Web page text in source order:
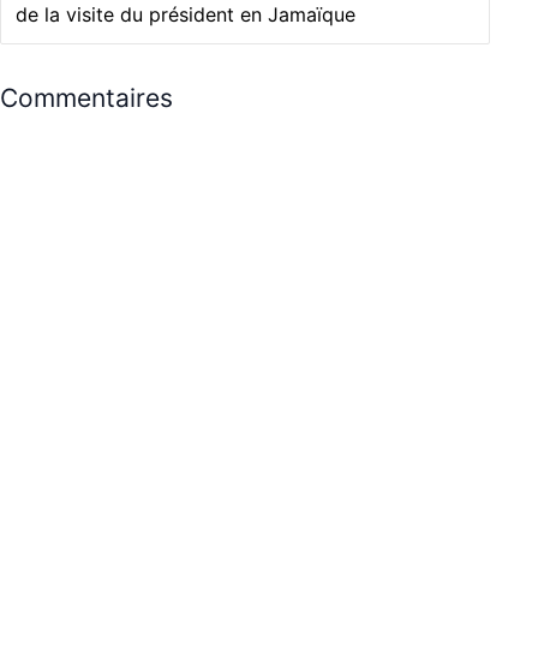
de la visite du président en Jamaïque
Commentaires